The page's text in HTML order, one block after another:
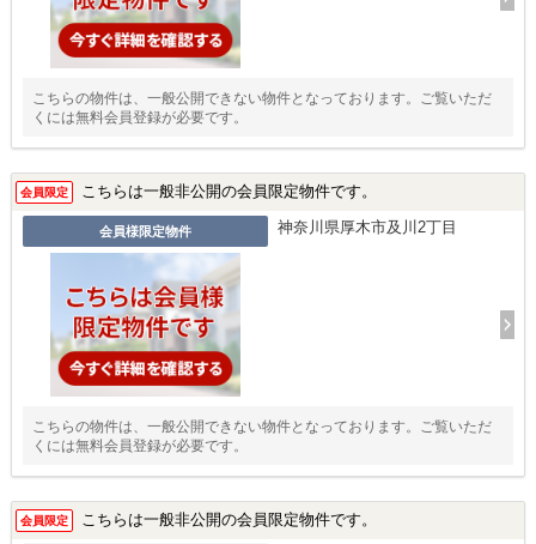
こちらの物件は、一般公開できない物件となっております。ご覧いただ
くには無料会員登録が必要です。
会員限定 こちらは一般非公開の会員限定物件です。
会員様限定物件 神奈川県厚木市及川2丁目
こちらの物件は、一般公開できない物件となっております。ご覧いただ
くには無料会員登録が必要です。
会員限定 こちらは一般非公開の会員限定物件です。